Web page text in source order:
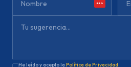
***
He leído y acepto la Política de Privacidad